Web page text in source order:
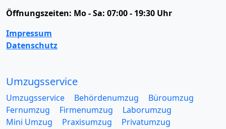
Öffnungszeiten: Mo - Sa: 07:00 - 19:30 Uhr
Impressum
Datenschutz
Umzugsservice
Umzugsservice Behördenumzug
Büroumzug
Fernumzug
Firmenumzug
Laborumzug
Mini Umzug
Praxisumzug
Privatumzug